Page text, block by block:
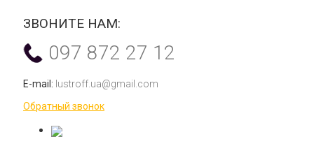
ЗВОНИТЕ НАМ:
097 872 27 12
E-mail: lustroff.ua@gmail.com
Обратный звонок